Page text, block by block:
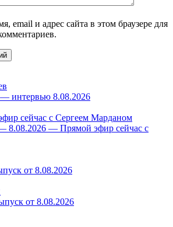
email и адрес сайта в этом браузере для
интервью 8.08.2026
8.08.2026 — Прямой эфир сейчас с
от 8.08.2026
от 8.08.2026